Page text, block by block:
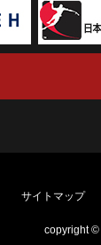
サイトマップ
copyright ©